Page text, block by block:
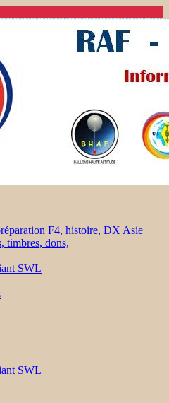
F4, histoire, DX Asie
timbres, dons,
SWL
SWL